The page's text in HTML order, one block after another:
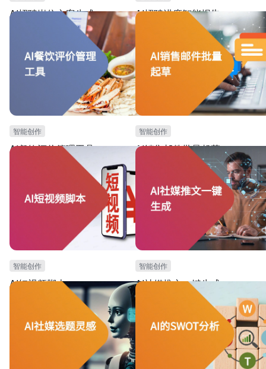
AI招聘岗位文案生成
本模板可用于招聘人员，需要撰写招聘文案场景。
可根据不同的岗位jd，生成个性化招聘文案。可大
幅度提高生成效率。
AI招聘进度智能报告
本模板可用于招聘管理，特别是需要分
的场景。可根据招聘进度相关数据，AI
聘进度智能报告。可大幅度提高招聘工
握招聘进度。
智能创作
AI餐饮评价管理工具
本模板可用于餐饮门店团队，需要进行餐饮评价管
理的场景。本模板可实现AI自动对客户外卖评价，
进行好评差评分类。以及智能提取评价涉及的菜品
名字，以及AI自动生成客服回复话术。
智能创作
AI销售邮件批量起草
本模板可用于销售团队进行邮件营销。
的销售产品优势点和客户痛点，自动批
内容。可大幅度提高邮件营销效率和效果
智能创作
AI短视频脚本
本模板可用于短视频营销场景。提供AI生成短视频
脚本所需的专业指令prompt，以及AI写作功能。能
够自动生成个性化的、专业化的短视频脚本。能减
少文案输出的人力和时间成本，提高效率。
智能创作
AI社媒推文一键生成
本模板可用于社交媒体营销场景。提供
推文所需的专业指令prompt，以及AI写
够自动生成个性化的、专业化的社交媒
文。能减少文案输出的人力和时间成本